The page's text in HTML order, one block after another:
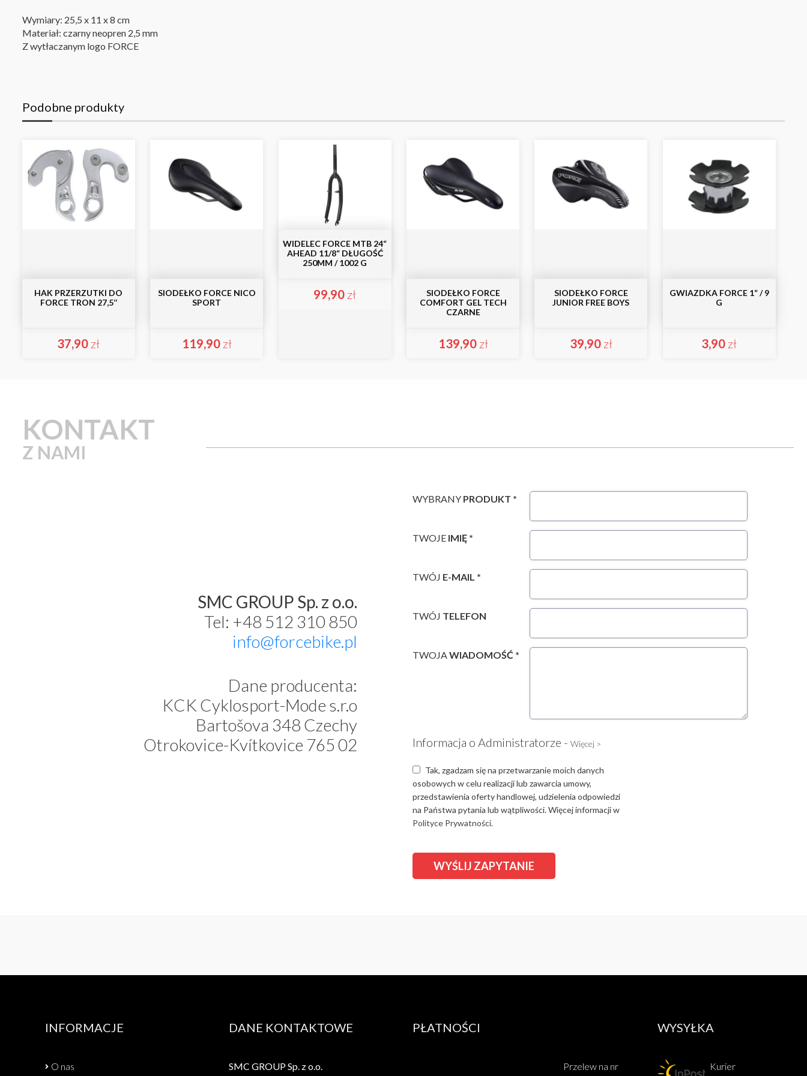
Wymiary: 25,5 x 11 x 8 cm
Materiał: czarny neopren 2,5 mm
Z wytłaczanym logo FORCE
Podobne produkty
HAK PRZERZUTKI DO
FORCE TRON 27,5‘‘
37,90 zł
SIODEŁKO FORCE NICO
SPORT
119,90 zł
WIDELEC FORCE MTB 24“
AHEAD 11/8“ DŁUGOŚĆ
250MM / 1002 G
99,90 zł
SIODEŁKO FORCE
COMFORT GEL TECH
CZARNE
139,90 zł
SIODEŁKO FORCE
JUNIOR FREE BOYS
39,90 zł
GWIAZDKA FORCE 1“ / 9
G
3,90 zł
KONTAKT
Z NAMI
SMC GROUP Sp. z o.o.
Tel: +48 512 310 850
info@forcebike.pl
Dane producenta:
KCK Cyklosport-Mode s.r.o
Bartošova 348 Czechy
Otrokovice-Kvítkovice 765 02
WYBRANY PRODUKT *
TWOJE IMIĘ *
TWÓJ E-MAIL *
TWÓJ TELEFON
TWOJAWIADOMOŚĆ *
Informacja o Administratorze - Więcej >
Tak, zgadzam się na przetwarzanie moich danych
osobowych w celu realizacji lub zawarcia umowy,
przedstawienia oferty handlowej, udzielenia odpowiedzi
na Państwa pytania lub wątpliwości. Więcej informacji w
Polityce Prywatności.
INFORMACJE
O nas
DANE KONTAKTOWE
SMC GROUP Sp. z o.o.
PŁATNOŚCI
Przelew na nr
WYSYŁKA
Kurier